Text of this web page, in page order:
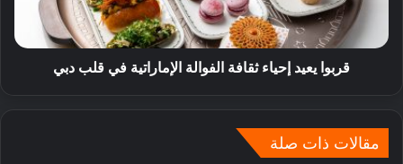
قربوا يعيد إحياء ثقافة الفوالة الإماراتية في قلب دبي
مقالات ذات صلة